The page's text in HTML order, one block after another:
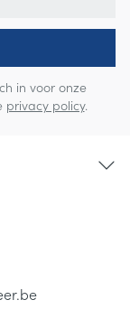
in voor onze
privacy policy.